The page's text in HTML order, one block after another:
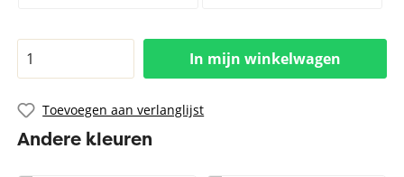
In mijn winkelwagen
Toevoegen aan verlanglijst
Andere kleuren